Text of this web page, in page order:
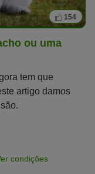
154
ou uma
tem que
artigo damos
condições